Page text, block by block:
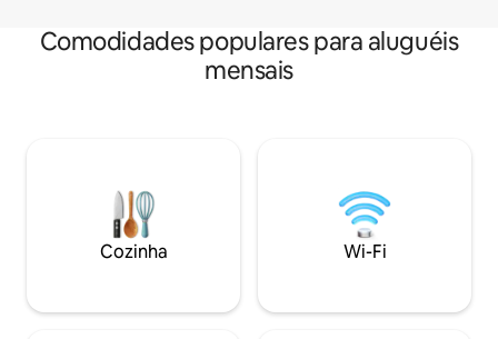
Comodidades populares para aluguéis
mensais
Cozinha Wi-Fi